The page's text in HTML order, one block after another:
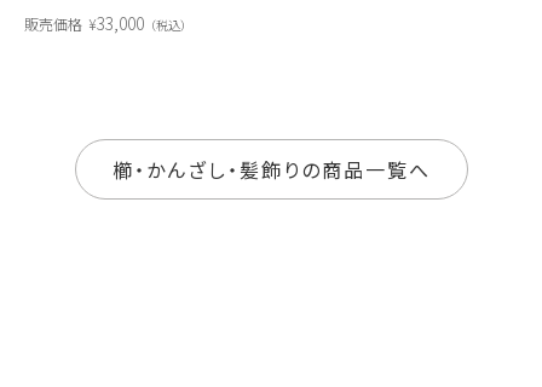
販売価格 ¥33,000 税込
櫛・かんざし・髪飾りの商品一覧へ